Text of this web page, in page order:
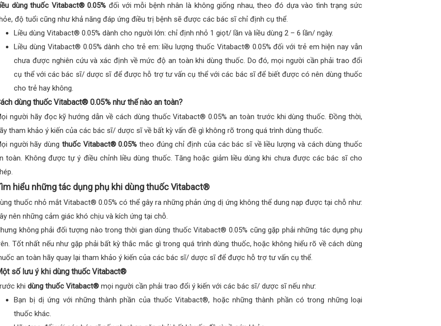
dùng thuốc Vitabact® 0.05% đối với mỗi bệnh nhân là không giống nhau, theo đó dựa vào tình trạng sức
độ tuổi cũng như khả năng đáp ứng điều trị bệnh sẽ được các bác sĩ chỉ định cụ thể.
Liều dùng Vitabact® 0.05% dành cho người lớn: chỉ định nhỏ 1 giọt/ lần và liều dùng 2 – 6 lần/ ngày.
Liều dùng Vitabact® 0.05% dành cho trẻ em: liều lượng thuốc Vitabact® 0.05% đối với trẻ em hiện nay vẫn
chưa được nghiên cứu và xác định về mức độ an toàn khi dùng thuốc. Do đó, mọi người cần phải trao đổi
cụ thể với các bác sĩ/ dược sĩ để được hỗ trợ tư vấn cụ thể với các bác sĩ để biết được có nên dùng thuốc
cho trẻ hay không.
dùng thuốc Vitabact® 0.05% như thế nào an toàn?
người hãy đọc kỹ hướng dẫn về cách dùng thuốc Vitabact® 0.05% an toàn trước khi dùng thuốc. Đồng thời,
tham khảo ý kiến của các bác sĩ/ dược sĩ về bất kỳ vấn đề gì không rõ trong quá trình dùng thuốc.
người hãy dùng thuốc Vitabact® 0.05% theo đúng chỉ định của các bác sĩ về liều lượng và cách dùng thuốc
toàn. Không được tự ý điều chỉnh liều dùng thuốc. Tăng hoặc giảm liều dùng khi chưa được các bác sĩ cho
hiểu những tác dụng phụ khi dùng thuốc Vitabact®
thuốc nhỏ mắt Vitabact® 0.05% có thể gây ra những phản ứng dị ứng không thể dung nạp được tại chỗ như:
nên những cảm giác khó chịu và kích ứng tại chỗ.
không phải đối tượng nào trong thời gian dùng thuốc Vitabact® 0.05% cũng gặp phải những tác dụng phụ
Tốt nhất nếu như gặp phải bất kỳ thắc mắc gì trong quá trình dùng thuốc, hoặc không hiểu rõ về cách dùng
an toàn hãy quay lại tham khảo ý kiến của các bác sĩ/ dược sĩ để được hỗ trợ tư vấn cụ thể.
số lưu ý khi dùng thuốc Vitabact®
khi dùng thuốc Vitabact® mọi người cần phải trao đổi ý kiến với các bác sĩ/ dược sĩ nếu như:
Bạn bị dị ứng với những thành phần của thuốc Vitabact®, hoặc những thành phần có trong những loại
thuốc khác.